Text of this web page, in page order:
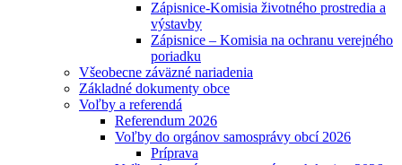
Zápisnice-Komisia životného prostredia a
výstavby
Zápisnice – Komisia na ochranu verejného
poriadku
Všeobecne záväzné nariadenia
Základné dokumenty obce
Voľby a referendá
Referendum 2026
Voľby do orgánov samosprávy obcí 2026
Príprava